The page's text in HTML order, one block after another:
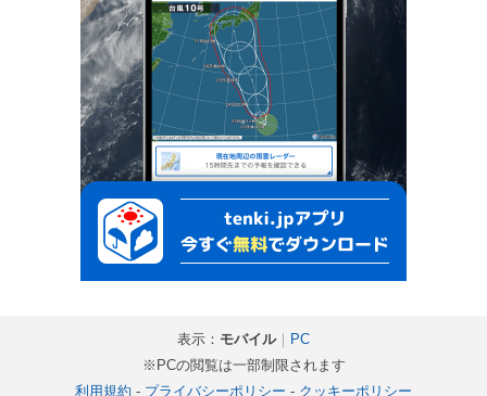
表示： モバイル｜
PC
※PCの閲覧は一部制限されます
利用規約 - プライバシーポリシー - クッキーポリシー